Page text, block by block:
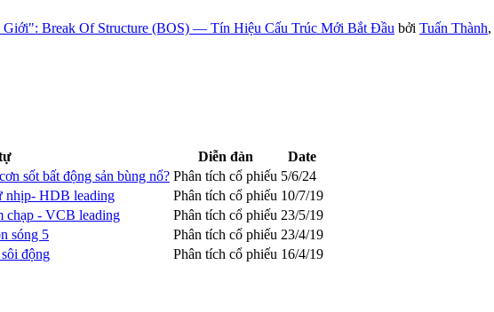
Giới": Break Of Structure (BOS) — Tín Hiệu Cấu Trúc Mới Bắt Đầu bởi Tuấn Thành,
Diễn đàn
Date
sốt bất động sản bùng nổ? Phân tích cổ phiếu 5/6/24
nhịp- HDB leading
Phân tích cổ phiếu 10/7/19
chạp - VCB leading
Phân tích cổ phiếu 23/5/19
sóng 5
Phân tích cổ phiếu 23/4/19
động
Phân tích cổ phiếu 16/4/19